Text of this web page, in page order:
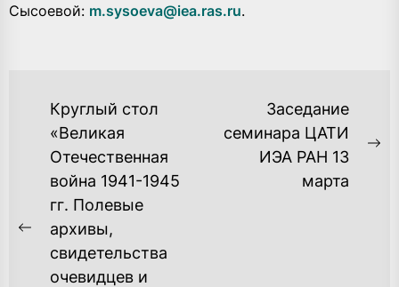
Сысоевой: m.sysoeva@iea.ras.ru.
НАВИГАЦИЯ
ЗАПИСЯМ
Previous
post:
Круглый стол
«Великая
Отечественная
война 1941-1945
гг. Полевые
архивы,
свидетельства
очевидцев и
Заседание
семинара ЦАТИ
ИЭА РАН 13
марта